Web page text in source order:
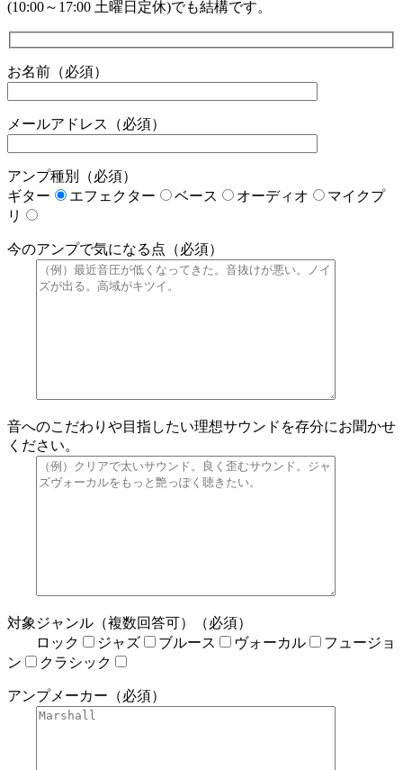
(10:00～17:00 土曜日定休)でも結構です。
お名前（必須）
メールアドレス（必須）
アンプ種別（必須）
ギター
エフェクター ベース オーディオ
マイクプ
リ
今のアンプで気になる点（必須）
音へのこだわりや目指したい理想サウンドを存分にお聞かせ
ください。
対象ジャンル（複数回答可）（必須）
ロック
ジャズ ブルース ヴォーカル
フュージョ
ン
クラシック
アンプメーカー（必須）